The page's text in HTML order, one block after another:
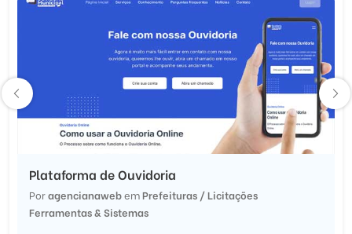
Plataforma de Ouvidoria
PoragencianawebemPrefeituras / Licitações
Ferramentas & Sistemas